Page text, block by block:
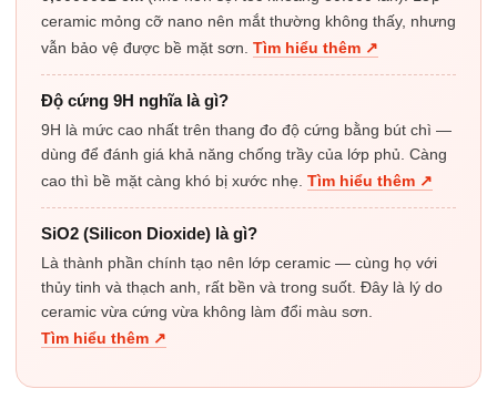
ceramic mỏng cỡ nano nên mắt thường không thấy, nhưng
vẫn bảo vệ được bề mặt sơn. Tìm hiểu thêm ↗
Độ cứng 9H nghĩa là gì?
9H là mức cao nhất trên thang đo độ cứng bằng bút chì —
dùng để đánh giá khả năng chống trầy của lớp phủ. Càng
cao thì bề mặt càng khó bị xước nhẹ. Tìm hiểu thêm ↗
SiO2 (Silicon Dioxide) là gì?
Là thành phần chính tạo nên lớp ceramic — cùng họ với
thủy tinh và thạch anh, rất bền và trong suốt. Đây là lý do
ceramic vừa cứng vừa không làm đổi màu sơn.
Tìm hiểu thêm ↗